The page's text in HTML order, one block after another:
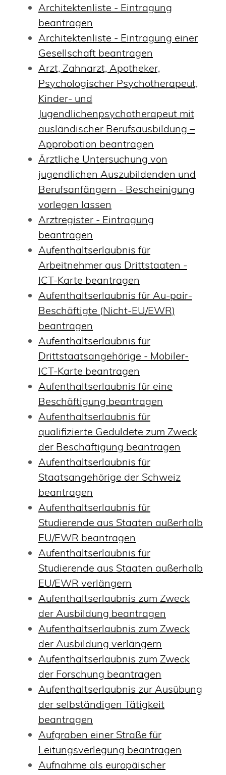
Architektenliste - Eintragung
beantragen
Architektenliste - Eintragung einer
Gesellschaft beantragen
Arzt, Zahnarzt, Apotheker,
Psychologischer Psychotherapeut,
Kinder- und
Jugendlichenpsychotherapeut mit
ausländischer Berufsausbildung –
Approbation beantragen
Ärztliche Untersuchung von
jugendlichen Auszubildenden und
Berufsanfängern - Bescheinigung
vorlegen lassen
Arztregister - Eintragung
beantragen
Aufenthaltserlaubnis für
Arbeitnehmer aus Drittstaaten -
ICT-Karte beantragen
Aufenthaltserlaubnis für Au-pair-
Beschäftigte (Nicht-EU/EWR)
beantragen
Aufenthaltserlaubnis für
Drittstaatsangehörige - Mobiler-
ICT-Karte beantragen
Aufenthaltserlaubnis für eine
Beschäftigung beantragen
Aufenthaltserlaubnis für
qualifizierte Geduldete zum Zweck
der Beschäftigung beantragen
Aufenthaltserlaubnis für
Staatsangehörige der Schweiz
beantragen
Aufenthaltserlaubnis für
Studierende aus Staaten außerhalb
EU/EWR beantragen
Aufenthaltserlaubnis für
Studierende aus Staaten außerhalb
EU/EWR verlängern
Aufenthaltserlaubnis zum Zweck
der Ausbildung beantragen
Aufenthaltserlaubnis zum Zweck
der Ausbildung verlängern
Aufenthaltserlaubnis zum Zweck
der Forschung beantragen
Aufenthaltserlaubnis zur Ausübung
der selbständigen Tätigkeit
beantragen
Aufgraben einer Straße für
Leitungsverlegung beantragen
Aufnahme als europäischer